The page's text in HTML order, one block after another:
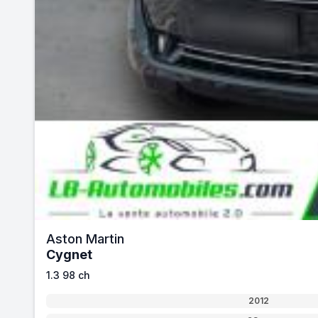
Aston Martin
Cygnet
1.3 98 ch
2012